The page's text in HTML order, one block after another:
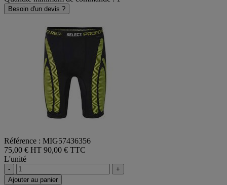
Besoin d'un devis ?
Référence : MIG57436356
75,00 € HT 90,00 € TTC
L'unité
-
+
Ajouter au panier